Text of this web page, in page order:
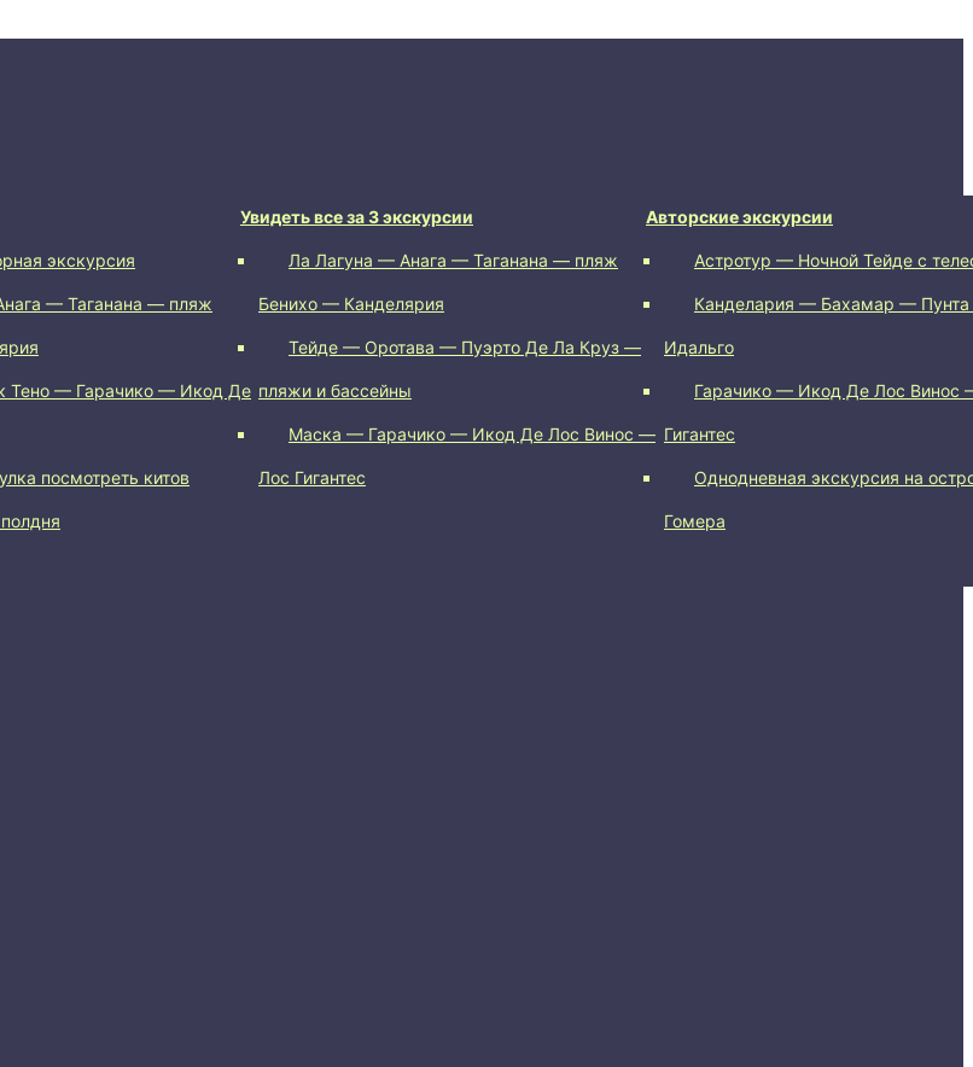
экскурсия
— Таганана — пляж
Тено — Гарачико — Икод Де
посмотреть китов
Увидеть все за 3 экскурсии
Ла Лагуна — Анага — Таганана — пляж
Бенихо — Канделярия
Тейде — Оротава — Пуэрто Де Ла Круз —
пляжи и бассейны
Маска — Гарачико — Икод Де Лос Винос —
Лос Гигантес
Авторские экскурсии
Астротур — Ночной Тейде с
Канделария — Бахамар —
Идальго
Гарачико — Икод Де Лос Винос
Гигантес
Однодневная экскурсия на
Гомера